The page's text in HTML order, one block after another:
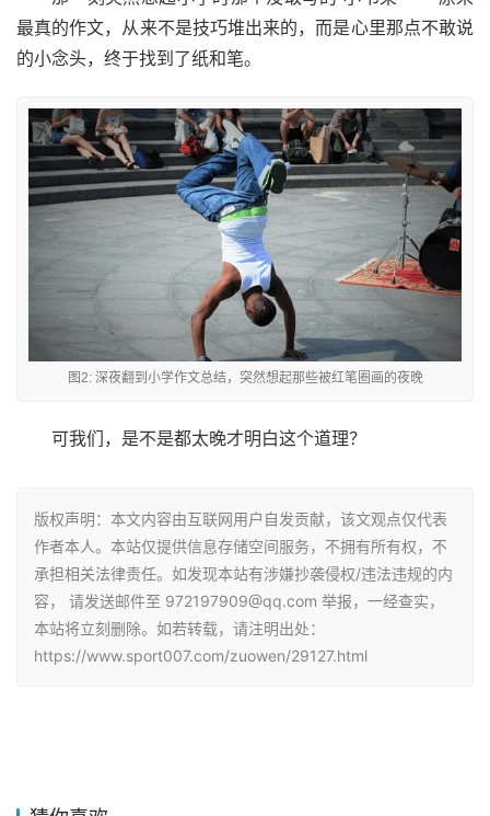
最真的作文，从来不是技巧堆出来的，而是心里那点不敢说
的小念头，终于找到了纸和笔。
图2: 深夜翻到小学作文总结，突然想起那些被红笔圈画的夜晚
可我们，是不是都太晚才明白这个道理？
版权声明：本文内容由互联网用户自发贡献，该文观点仅代表
作者本人。本站仅提供信息存储空间服务，不拥有所有权，不
承担相关法律责任。如发现本站有涉嫌抄袭侵权/违法违规的内
容， 请发送邮件至 972197909@qq.com 举报，一经查实，
本站将立刻删除。如若转载，请注明出处：
https://www.sport007.com/zuowen/29127.html